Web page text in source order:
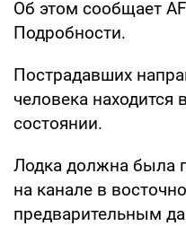
Об этом сообщает
Подробности.
Пострадавших
человека находится
состоянии.
Лодка должна была
на канале в
предварительным